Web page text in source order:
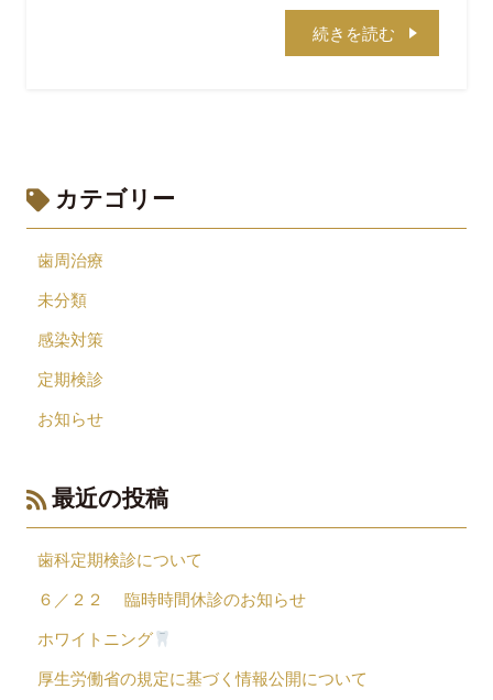
続きを読む
カテゴリー
歯周治療
未分類
感染対策
定期検診
お知らせ
最近の投稿
歯科定期検診について
６／２２ 臨時時間休診のお知らせ
ホワイトニング
厚生労働省の規定に基づく情報公開について